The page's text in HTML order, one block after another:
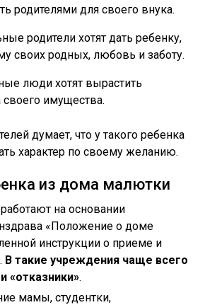
родителями для своего внука.
родители хотят дать ребенку,
своих родных, любовь и заботу.
люди хотят вырастить
своего имущества.
думает, что у такого ребенка
характер по своему желанию.
из дома малютки
на основании
«Положение о доме
инструкции о приеме и
В такие учреждения чаще всего
«отказники».
мамы, студентки,